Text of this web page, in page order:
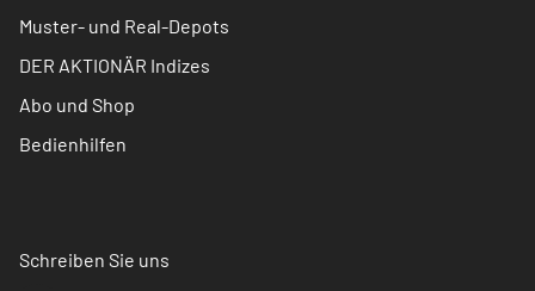
Muster- und Real-Depots
DER AKTIONÄR Indizes
Abo und Shop
Bedienhilfen
Schreiben Sie uns